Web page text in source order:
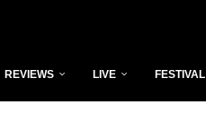
REVIEWS LIVE FESTIVAL